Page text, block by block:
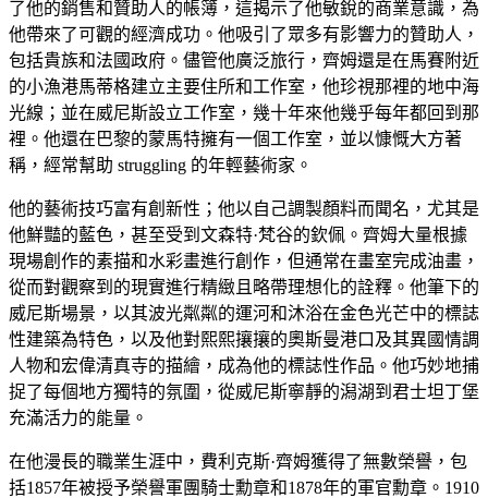
了他的銷售和贊助人的帳簿，這揭示了他敏銳的商業意識，為
他帶來了可觀的經濟成功。他吸引了眾多有影響力的贊助人，
包括貴族和法國政府。儘管他廣泛旅行，齊姆還是在馬賽附近
的小漁港馬蒂格建立主要住所和工作室，他珍視那裡的地中海
光線；並在威尼斯設立工作室，幾十年來他幾乎每年都回到那
裡。他還在巴黎的蒙馬特擁有一個工作室，並以慷慨大方著
稱，經常幫助 struggling 的年輕藝術家。
他的藝術技巧富有創新性；他以自己調製顏料而聞名，尤其是
他鮮豔的藍色，甚至受到文森特·梵谷的欽佩。齊姆大量根據
現場創作的素描和水彩畫進行創作，但通常在畫室完成油畫，
從而對觀察到的現實進行精緻且略帶理想化的詮釋。他筆下的
威尼斯場景，以其波光粼粼的運河和沐浴在金色光芒中的標誌
性建築為特色，以及他對熙熙攘攘的奧斯曼港口及其異國情調
人物和宏偉清真寺的描繪，成為他的標誌性作品。他巧妙地捕
捉了每個地方獨特的氛圍，從威尼斯寧靜的潟湖到君士坦丁堡
充滿活力的能量。
在他漫長的職業生涯中，費利克斯·齊姆獲得了無數榮譽，包
括1857年被授予榮譽軍團騎士勳章和1878年的軍官勳章。1910